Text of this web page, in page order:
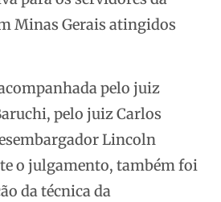
Minas Gerais atingidos
pelo juiz
pelo juiz Carlos
Lincoln
o julgamento, também foi
da técnica da